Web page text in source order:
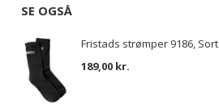
SE OGSÅ
Fristads strømper 9186, Sort
189,00 kr.